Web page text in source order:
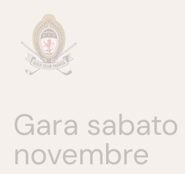
contenuto
Gara sabato
novembre